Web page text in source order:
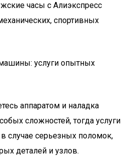
часы с Алиэкспресс
спортивных
услуги опытных
аппаратом и наладка
сложностей, тогда услуги
случае серьезных поломок,
деталей и узлов.